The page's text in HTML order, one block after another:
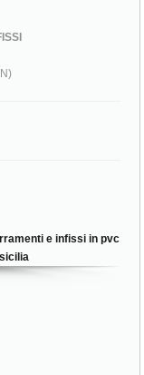
e infissi in pvc